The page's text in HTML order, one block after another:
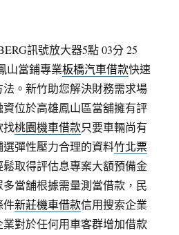
訊號放大器5點 03分 25
山當鋪專業板橋汽車借款快速
。新竹助您解決財務需求場
資位於高雄鳳山區當舖擁有評
找桃園機車借款只要車輛尚有
彈性壓力合理的資料竹北票
取得評估息專案大額預備金
多當舖根據需量測當借款，民
件新莊機車借款信用搜索企業
對於任何用車客群增加借款